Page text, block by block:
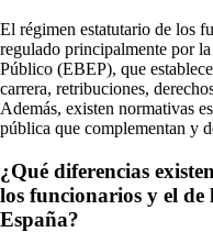
El régimen estatutario de los
regulado principalmente por
Público (EBEP), que
carrera, retribuciones,
Además, existen normativas
pública que complementan y
¿Qué diferencias
los funcionarios y el de
España?